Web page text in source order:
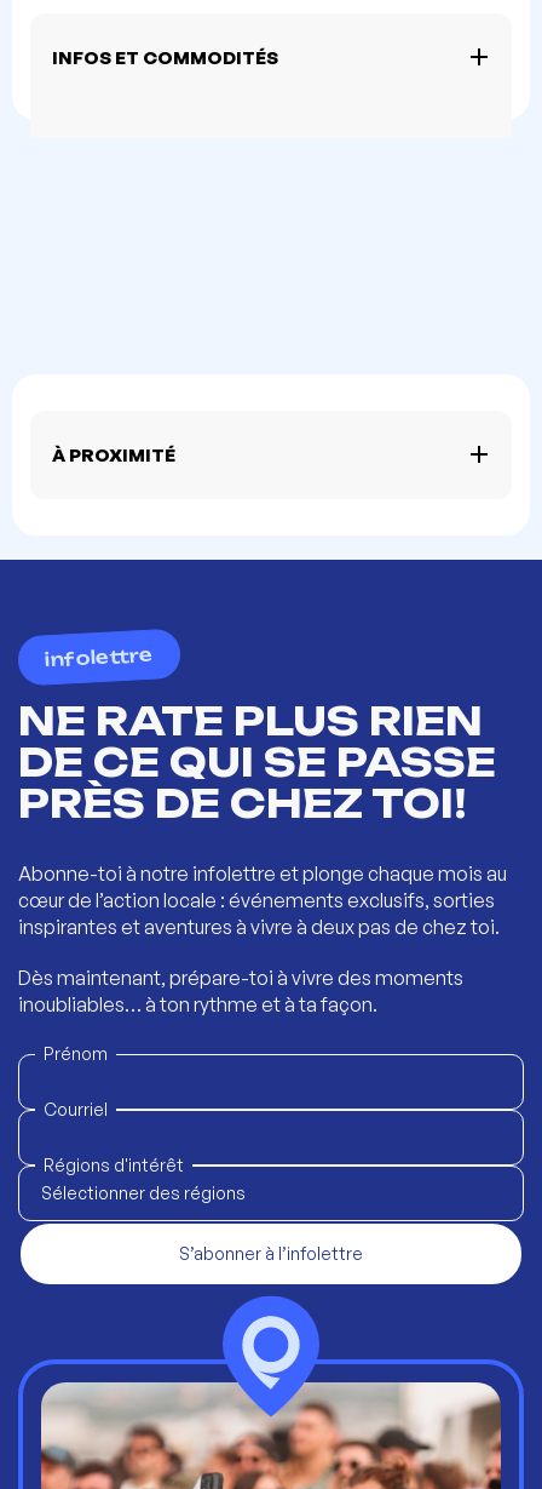
INFOS ET COMMODITÉS
À PROXIMITÉ
infolettre
NE RATE PLUS RIEN
DE CE QUI SE PASSE
PRÈS DE CHEZ TOI!
Abonne-toi à notre infolettre et plonge chaque mois au
cœur de l’action locale : événements exclusifs, sorties
inspirantes et aventures à vivre à deux pas de chez toi.
Dès maintenant, prépare-toi à vivre des moments
inoubliables… à ton rythme et à ta façon.
Prénom
Courriel
Régions d'intérêt
Sélectionner des régions
S’abonner à l’infolettre